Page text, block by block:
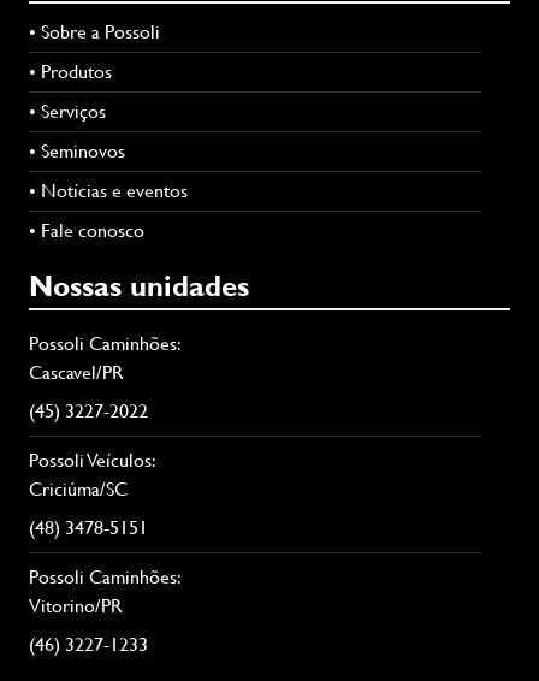
• Sobre a Possoli
• Produtos
• Serviços
• Seminovos
• Notícias e eventos
• Fale conosco
Nossas unidades
Possoli Caminhões:
Cascavel/PR
(45) 3227-2022
Possoli Veículos:
Criciúma/SC
(48) 3478-5151
Possoli Caminhões:
Vitorino/PR
(46) 3227-1233